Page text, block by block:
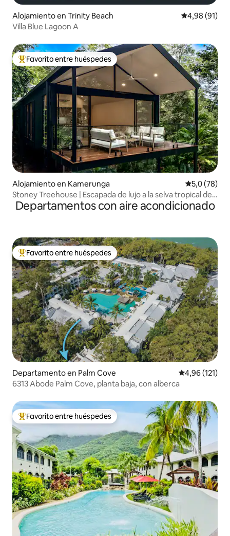
Alojamiento en Trinity Beach Calificación
4,98 (91)
Villa Blue Lagoon A
Favorito entre los huéspedes más destacados
Favorito entre huéspedes
Alojamiento en Kamerunga Calificación
5,0 (78)
Stoney Treehouse | Escapada de lujo a la selva tropical de
Cairns
Departamentos con aire acondicionado
Favorito entre los huéspedes más destacados
Favorito entre huéspedes
Departamento en Palm Cove Calificación
4,96 (121)
6313 Abode Palm Cove, planta baja, con alberca
Favorito entre los huéspedes más destacados
Favorito entre huéspedes